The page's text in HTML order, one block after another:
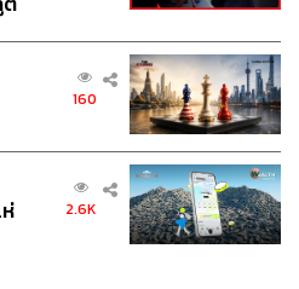
เงิน
ปัญหาการเงิน
160
2.6K